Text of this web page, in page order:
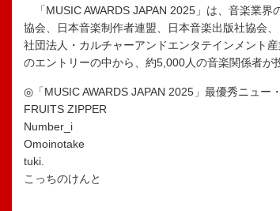
「MUSIC AWARDS JAPAN 2025」は、音楽業
協会、日本音楽制作者連盟、日本音楽出版社協会
社団法人・カルチャーアンドエンタテインメント
のエントリーの中から、約5,000人の音楽関係者が
◎「MUSIC AWARDS JAPAN 2025」最優秀ニュー
FRUITS ZIPPER
Number_i
Omoinotake
tuki.
こっちのけんと